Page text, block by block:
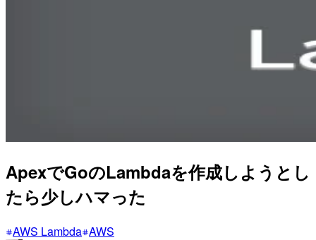
ApexでGoのLambdaを作成しようとし
たら少しハマった
AWS Lambda AWS